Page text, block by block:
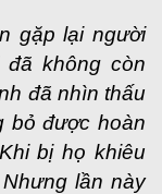
gặp lại người
không còn
đã nhìn thấu
bỏ được hoàn
bị họ khiêu
lần này